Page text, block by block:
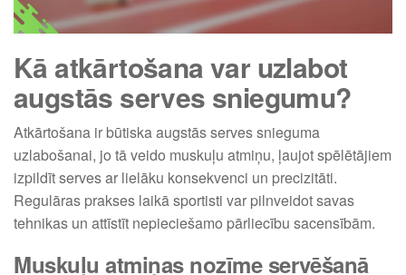
Kā atkārtošana var uzlabot
augstās serves sniegumu?
Atkārtošana ir būtiska augstās serves snieguma
uzlabošanai, jo tā veido muskuļu atmiņu, ļaujot spēlētājiem
izpildīt serves ar lielāku konsekvenci un precizitāti.
Regulāras prakses laikā sportisti var pilnveidot savas
tehnikas un attīstīt nepieciešamo pārliecību sacensībām.
Muskuļu atmiņas nozīme servēšanā